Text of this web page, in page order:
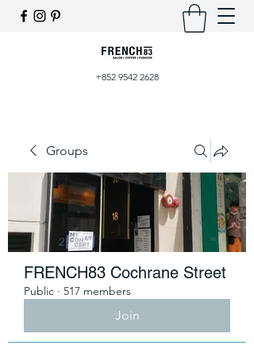
+852 9542 2628
Groups
FRENCH83 Cochrane Street
Public · 517 members
Join